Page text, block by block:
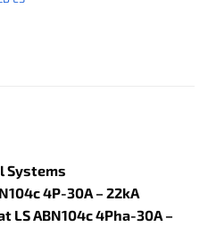
Systems
4P-30A – 22kA
LS ABN104c 4Pha-30A –